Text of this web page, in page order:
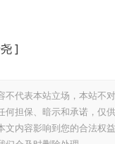
]
不代表本站立场，本站不
何担保、暗示和承诺，仅
文内容影响到您的合法权